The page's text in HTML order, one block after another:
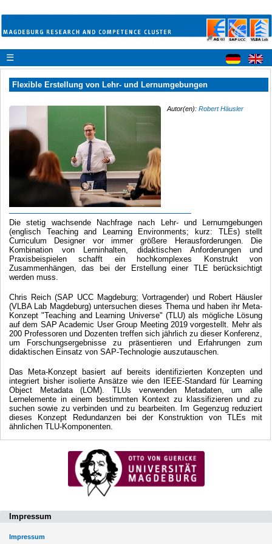
☰
Flexible Erstellung von Lehr- und Lernumgebungen
Autor(en): Robert Häusler
Die stetig wachsende Nachfrage nach Lehr- und Lernumgebungen
(englisch Teaching and Learning Environments; kurz: TLEs) stellt
Curriculum Designer vor immer größere Herausforderungen. Die
Kombination von Lerninhalten, didaktischen Anforderungen und
Praxisbeispielen schafft ein hochkomplexes Konstrukt von
Zusammenhängen, das bei der Erstellung einer TLE berücksichtigt
werden muss.
Chris Reich (SAP UCC Magdeburg; Vortragender) und Robert Häusler
(VLBA Lab Magdeburg) untersuchen dieses Thema und haben ihr Meta-
Konzept "Teaching and Learning Universe" (TLU) als mögliche Lösung
auf dem SAP Academic User Group Meeting 2019 vorgestellt. Mehr als
200 Professoren und Dozenten treffen sich jährlich zu dieser Konferenz,
um Forschungsergebnisse zu präsentieren und Erfahrungen zum
didaktischen Einsatz von SAP-Technologie auszutauschen.
Das Meta-Konzept basiert auf bereits identifizierten Konzepten und
integriert bisher isolierte Ansätze wie den IEEE-Standard für Learning
Object Metadata (LOM). TLUs verwenden Metadaten, um alle
Lernelemente in einem bestimmten Kontext zu klassifizieren und zu
suchen sowie zu verbinden und zu bearbeiten. Im Gegenzug reduziert
dieses Konzept Redundanzen bei der Konstruktion von TLEs mit
ähnlichen TLU-Komponenten.
Impressum
Impressum